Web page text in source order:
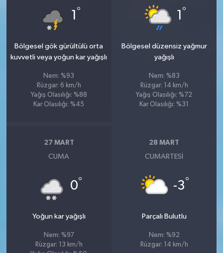
1 °
Bölgesel gök gürültülü orta
kuvvetli veya yoğun kar yağışlı
Nem: %93
Rüzgar: 6 km/h
Yağış Olasılığı: %88
Kar Olasılığı: %45
1 °
Bölgesel düzensiz yağmur
yağışlı
Nem: %83
Rüzgar: 14 km/h
Yağış Olasılığı: %72
Kar Olasılığı: %31
27 MART
CUMA
0°
Yoğun kar yağışlı
Nem: %97
Rüzgar: 13 km/h
28 MART
CUMARTESI
-3°
Parçalı Bulutlu
Nem: %92
Rüzgar: 14 km/h